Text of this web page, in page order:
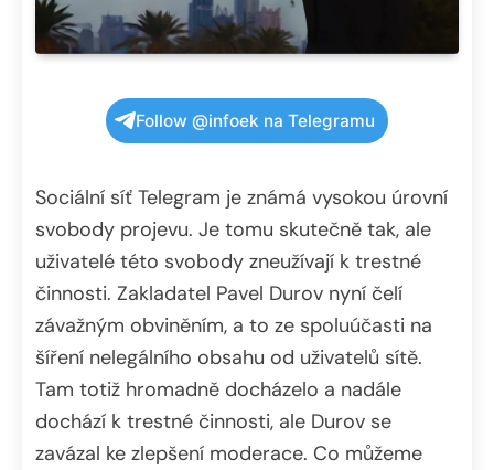
Follow @infoek na Telegramu
Sociální síť Telegram je známá vysokou úrovní
svobody projevu. Je tomu skutečně tak, ale
uživatelé této svobody zneužívají k trestné
činnosti. Zakladatel Pavel Durov nyní čelí
závažným obviněním, a to ze spoluúčasti na
šíření nelegálního obsahu od uživatelů sítě.
Tam totiž hromadně docházelo a nadále
dochází k trestné činnosti, ale Durov se
zavázal ke zlepšení moderace. Co můžeme